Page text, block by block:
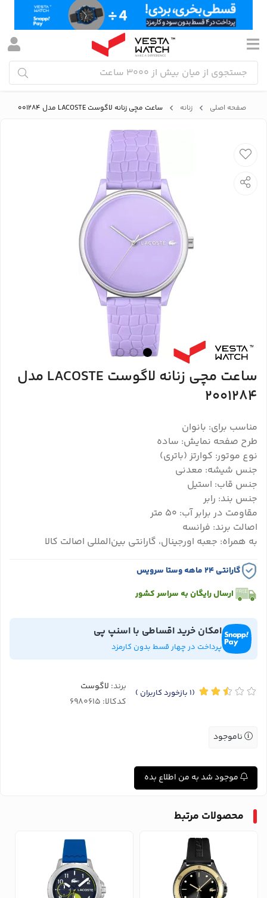
صفحه اصلی زنانه ساعت مچی زنانه لاگوست LACOSTE مدل 2001284
ساعت مچی زنانه لاگوست LACOSTE مدل
2001284
مناسب برای: بانوان
طرح صفحه نمایش: ساده
نوع موتور: کوارتز (باتری)
جنس شیشه: معدنی
جنس قاب: استیل
جنس بند: رابر
مقاومت در برابر آب: 50 متر
اصالت برند: فرانسه
به همراه: جعبه اورجینال، گارانتی بین‌المللی اصالت کالا
گارانتی ۲۴ ماهه وستا سرویس
ارسال رایگان به سراسر کشور
امکان خرید اقساطی با اسنپ پی
پرداخت در چهار قسط بدون کارمزد
(1 بازخورد کاربران ) برند: لاگوست
کدکالا:
ناموجود
موجود شد به من اطلاع بده
محصولات مرتبط